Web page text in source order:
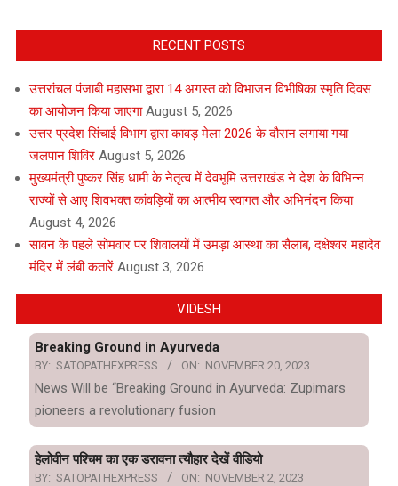
RECENT POSTS
उत्तरांचल पंजाबी महासभा द्वारा 14 अगस्त को विभाजन विभीषिका स्मृति दिवस
का आयोजन किया जाएगा August 5, 2026
उत्तर प्रदेश सिंचाई विभाग द्वारा कावड़ मेला 2026 के दौरान लगाया गया
जलपान शिविर August 5, 2026
मुख्यमंत्री पुष्कर सिंह धामी के नेतृत्व में देवभूमि उत्तराखंड ने देश के विभिन्न
राज्यों से आए शिवभक्त कांवड़ियों का आत्मीय स्वागत और अभिनंदन किया
August 4, 2026
सावन के पहले सोमवार पर शिवालयों में उमड़ा आस्था का सैलाब, दक्षेश्वर महादेव
मंदिर में लंबी कतारें August 3, 2026
VIDESH
Breaking Ground in Ayurveda
BY: SATOPATHEXPRESS ON: NOVEMBER 20, 2023
News Will be “Breaking Ground in Ayurveda: Zupimars
pioneers a revolutionary fusion
हेलोवीन पश्चिम का एक डरावना त्यौहार देखें वीडियो
BY: SATOPATHEXPRESS ON: NOVEMBER 2, 2023